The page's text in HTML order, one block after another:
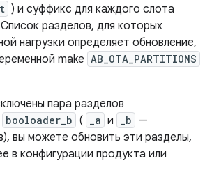
) и суффикс для каждого слота
разделов, для которых
нагрузки определяет обновление,
make AB_OTA_PARTITIONS
пара разделов
booloader_b ( _a и _b —
вы можете обновить эти разделы,
в конфигурации продукта или